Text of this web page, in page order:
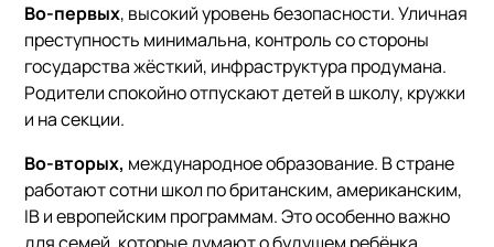
Во-первых, высокий уровень безопасности. Уличная
преступность минимальна, контроль со стороны
государства жёсткий, инфраструктура продумана.
Родители спокойно отпускают детей в школу, кружки
и на секции.
Во-вторых, международное образование. В стране
работают сотни школ по британским, американским,
IB и европейским программам. Это особенно важно